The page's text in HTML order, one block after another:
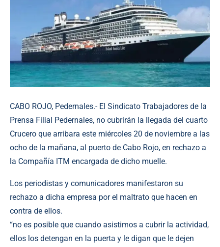
CABO ROJO, Pedernales.- El Sindicato Trabajadores de la
Prensa Filial Pedernales, no cubrirán la llegada del cuarto
Crucero que arribara este miércoles 20 de noviembre a las
ocho de la mañana, al puerto de Cabo Rojo, en rechazo a
la Compañía ITM encargada de dicho muelle.
Los periodistas y comunicadores manifestaron su
rechazo a dicha empresa por el maltrato que hacen en
contra de ellos.
“no es posible que cuando asistimos a cubrir la actividad,
ellos los detengan en la puerta y le digan que le dejen